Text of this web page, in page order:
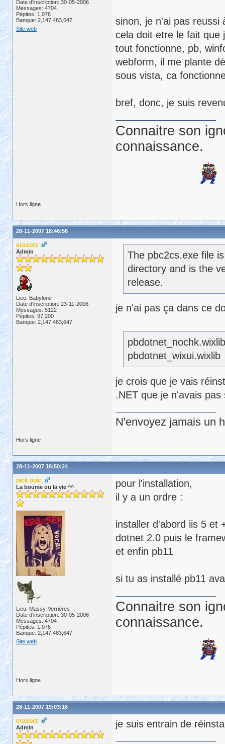
Date d'inscription: 30-05-2006
Messages: 4704
Pépites: 1,076
Banque: 2,147,483,647
Site web
sinon, je n'ai pas reussi
cela doit etre le fait que
tout fonctionne, pb,
webform, il me plante
sous vista, ca
bref, donc, je suis
Connaitre son
connaissance.
Hors ligne
28-11-2007 18:46:56
erasorz
Admin
Lieu: Babylone
Date d'inscription: 23-11-2006
Messages: 5122
Pépites: 97,200
Banque: 2,147,483,647
The pbc2cs.exe file
directory and is the
release.
je n'ai pas ça dans ce
pbdotnet_nochk.wixlib
pbdotnet_wixui.wixlib
je crois que je vais
.NET que je n'avais
N'envoyez jamais un
Hors ligne
28-11-2007 18:50:24
pick ouic
La bourse ou la vie ^^
Lieu: Massy-Verrières
Date d'inscription: 30-05-2006
Messages: 4704
Pépites: 1,076
Banque: 2,147,483,647
Site web
pour l'installation,
il y a un ordre :
installer d'abord iis 5 et
dotnet 2.0 puis le
et enfin pb11
si tu as installé pb11
Connaitre son
connaissance.
Hors ligne
28-11-2007 19:03:16
erasorz
Admin je suis entrain de